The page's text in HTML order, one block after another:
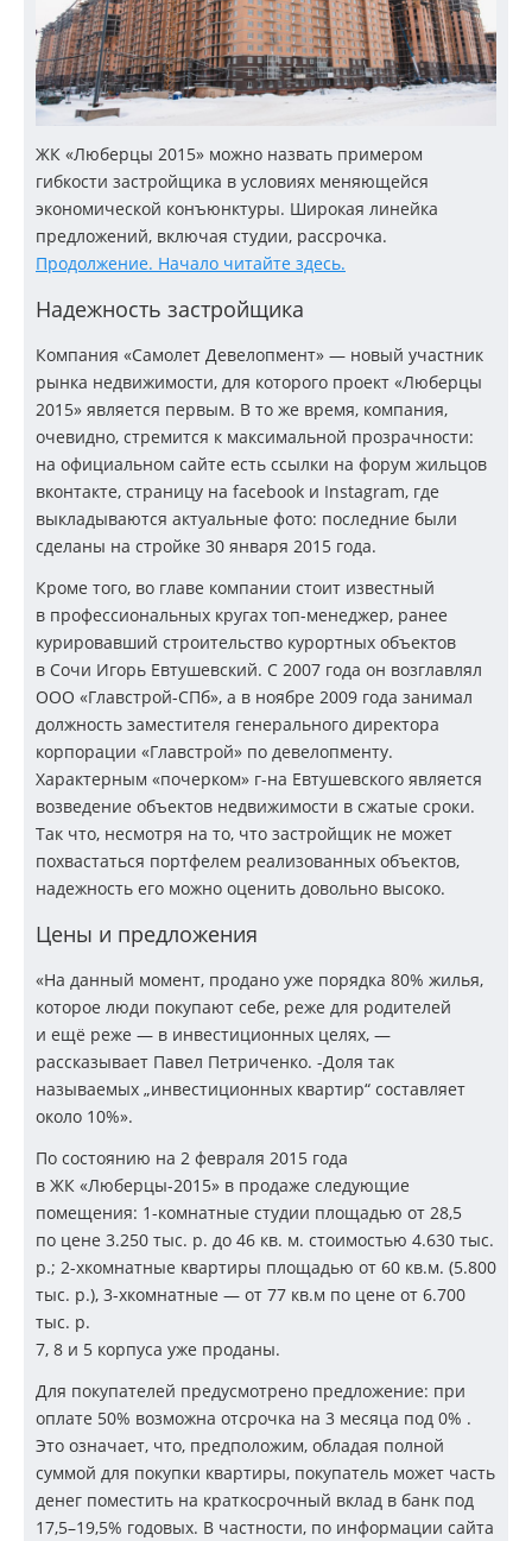
ЖК «Люберцы 2015» можно назвать примером
гибкости застройщика в условиях меняющейся
экономической конъюнктуры. Широкая линейка
предложений, включая студии, рассрочка.
Продолжение. Начало читайте здесь.
Надежность застройщика
Компания «Самолет Девелопмент» — новый участник
рынка недвижимости, для которого проект «Люберцы
2015» является первым. В то же время, компания,
очевидно, стремится к максимальной прозрачности:
на официальном сайте есть ссылки на форум жильцов
вконтакте, страницу на facebook и Instagram, где
выкладываются актуальные фото: последние были
сделаны на стройке 30 января 2015 года.
Кроме того, во главе компании стоит известный
в профессиональных кругах топ-менеджер, ранее
курировавший строительство курортных объектов
в Сочи Игорь Евтушевский. С 2007 года он возглавлял
ООО «Главстрой-СПб», а в ноябре 2009 года занимал
должность заместителя генерального директора
корпорации «Главстрой» по девелопменту.
Характерным «почерком» г-на Евтушевского является
возведение объектов недвижимости в сжатые сроки.
Так что, несмотря на то, что застройщик не может
похвастаться портфелем реализованных объектов,
надежность его можно оценить довольно высоко.
Цены и предложения
«На данный момент, продано уже порядка 80% жилья,
которое люди покупают себе, реже для родителей
и ещё реже — в инвестиционных целях, —
рассказывает Павел Петриченко. -Доля так
называемых „инвестиционных квартир“ составляет
около 10%».
По состоянию на 2 февраля 2015 года
в ЖК «Люберцы-2015» в продаже следующие
помещения: 1-комнатные студии площадью от 28,5
по цене 3.250 тыс. р. до 46 кв. м. стоимостью 4.630 тыс.
р.; 2-хкомнатные квартиры площадью от 60 кв.м. (5.800
тыс. р.), 3-хкомнатные — от 77 кв.м по цене от 6.700
тыс. р.
7, 8 и 5 корпуса уже проданы.
Для покупателей предусмотрено предложение: при
оплате 50% возможна отсрочка на 3 месяца под 0% .
Это означает, что, предположим, обладая полной
суммой для покупки квартиры, покупатель может часть
денег поместить на краткосрочный вклад в банк под
17,5–19,5% годовых. В частности, по информации сайта